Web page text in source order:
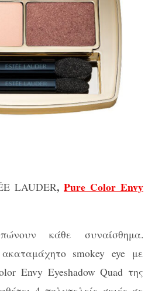
LAUDER, Pure Color Envy
κάθε συναίσθημα.
smokey eye με
Envy Eyeshadow Quad της